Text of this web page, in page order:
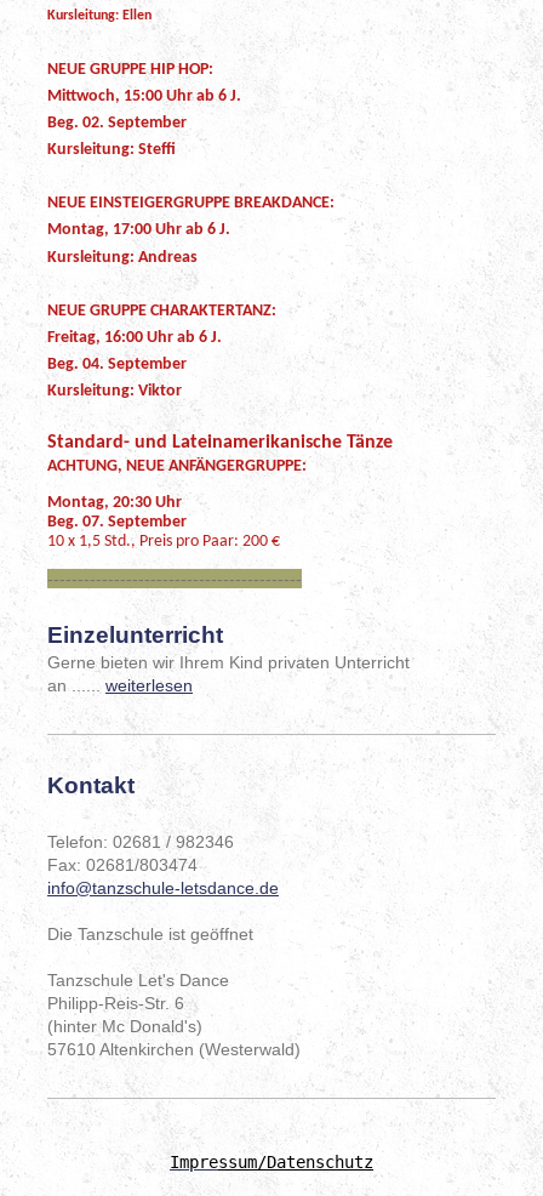
Kursleitung: Ellen
NEUE GRUPPE HIP HOP:
Mittwoch, 15:00 Uhr ab 6 J.
Beg. 02. September
Kursleitung: Steffi
NEUE EINSTEIGERGRUPPE BREAKDANCE:
Montag, 17:00 Uhr ab 6 J.
Kursleitung: Andreas
NEUE GRUPPE CHARAKTERTANZ:
Freitag, 16:00 Uhr ab 6 J.
Beg. 04. September
Kursleitung: Viktor
Standard- und Lateinamerikanische Tänze
ACHTUNG, NEUE ANFÄNGERGRUPPE:
Montag, 20:30 Uhr
Beg. 07. September
10 x 1,5 Std., Preis pro Paar: 200 €
------------------------------------------
Einzelunterricht
Gerne bieten wir Ihrem Kind privaten Unterricht
an ...... weiterlesen
Kontakt
Telefon: 02681 / 982346
Fax: 02681/803474
info@tanzschule-letsdance.de
Die Tanzschule ist geöffnet
Tanzschule Let's Dance
Philipp-Reis-Str. 6
(hinter Mc Donald's)
57610Altenkirchen (Westerwald)
Impressum/Datenschutz